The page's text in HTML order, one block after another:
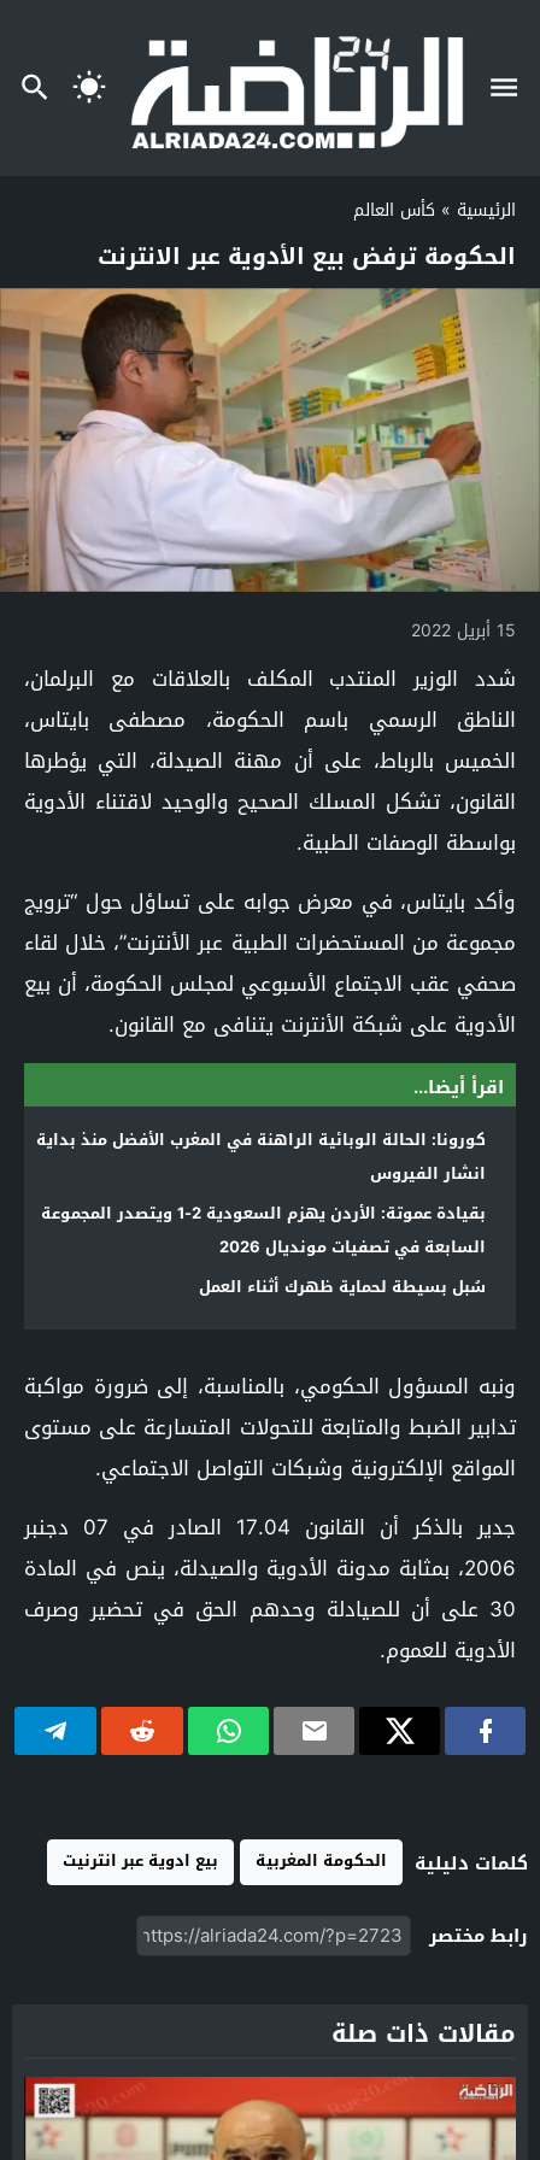
الرئيسية » كأس العالم
الحكومة ترفض بيع الأدوية عبر الانترنت
15 أبريل 2022
شدد الوزير المنتدب المكلف بالعلاقات مع البرلمان،
الناطق الرسمي باسم الحكومة، مصطفى بايتاس،
الخميس بالرباط، على أن مهنة الصيدلة، التي يؤطرها
القانون، تشكل المسلك الصحيح والوحيد لاقتناء الأدوية
بواسطة الوصفات الطبية.
وأكد بايتاس، في معرض جوابه على تساؤل حول “ترويج
مجموعة من المستحضرات الطبية عبر الأنترنت”، خلال لقاء
صحفي عقب الاجتماع الأسبوعي لمجلس الحكومة، أن بيع
الأدوية على شبكة الأنترنت يتنافى مع القانون.
اقرأ أيضا...
كورونا: الحالة الوبائية الراهنة في المغرب الأفضل منذ بداية
انشار الفيروس
بقيادة عموتة: الأردن يهزم السعودية 2-1 ويتصدر المجموعة
السابعة في تصفيات مونديال 2026
سُبل بسيطة لحماية ظهرك أثناء العمل
ونبه المسؤول الحكومي، بالمناسبة، إلى ضرورة مواكبة
تدابير الضبط والمتابعة للتحولات المتسارعة على مستوى
المواقع الإلكترونية وشبكات التواصل الاجتماعي.
جدير بالذكر أن القانون 17.04 الصادر في 07 دجنبر
2006، بمثابة مدونة الأدوية والصيدلة، ينص في المادة
30 على أن للصيادلة وحدهم الحق في تحضير وصرف
الأدوية للعموم.
كلمات دليلية الحكومة المغربية بيع ادوية عبر انترنيت
رابط مختصر
مقالات ذات صلة